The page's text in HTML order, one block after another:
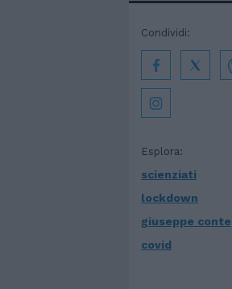
Esplora:
scienziati
lockdown
giuseppe conte
covid
Condividi: